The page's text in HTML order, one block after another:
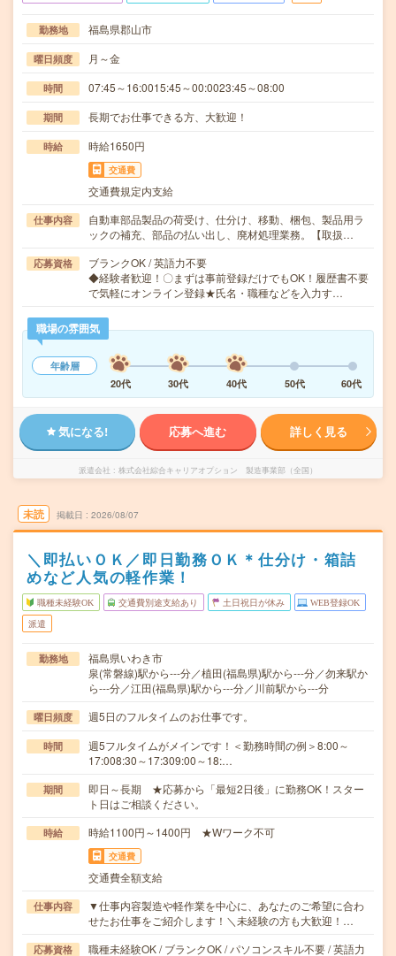
勤務地 福島県郡山市
曜日頻度 月～金
時間 07:45～16:0015:45～00:0023:45～08:00
期間 長期でお仕事できる方、大歓迎！
時給 時給1650円
交通費
交通費規定内支給
仕事内容
自動車部品製品の荷受け、仕分け、移動、梱包、製品用ラ
ックの補充、部品の払い出し、廃材処理業務。【取扱…
応募資格
ブランクOK / 英語力不要
◆経験者歓迎！〇まずは事前登録だけでもOK！履歴書不要
で気軽にオンライン登録★氏名・職種などを入力す…
職場の雰囲気
年齢層
20代
30代 40代 50代 60代
気になる! 応募へ進む 詳しく見る
派遣会社 株式会社綜合キャリアオプション 製造事業部（全国）
未読 掲載日 2026/08/07
＼即払いＯＫ／即日勤務ＯＫ＊仕分け・箱詰
めなど人気の軽作業！
職種未経験OK 交通費別途支給あり 土日祝日が休み WEB登録OK
派遣
勤務地
福島県いわき市
泉(常磐線)駅から---分／植田(福島県)駅から---分／勿来駅か
ら---分／江田(福島県)駅から---分／川前駅から---分
曜日頻度 週5日のフルタイムのお仕事です。
時間
週5フルタイムがメインです！＜勤務時間の例＞8:00～
17:008:30～17:309:00～18:…
期間
即日～長期 ★応募から「最短2日後」に勤務OK！スター
ト日はご相談ください。
時給 時給1100円～1400円 ★Wワーク不可
交通費
交通費全額支給
仕事内容
▼仕事内容製造や軽作業を中心に、あなたのご希望に合わ
せたお仕事をご紹介します！＼未経験の方も大歓迎！…
応募資格 職種未経験OK / ブランクOK / パソコンスキル不要 / 英語力